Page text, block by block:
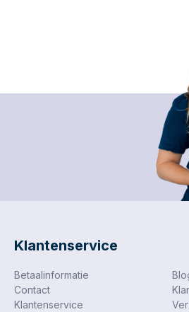
Steek – Ratelsleutels (17)
Tangen & scharen (20)
Klantenservice
Betaalinformatie
Contact
Klantenservice